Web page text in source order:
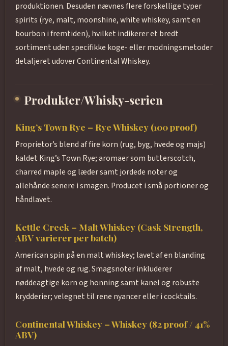
produktionen. Desuden nævnes flere forskellige typer
spirits (rye, malt, moonshine, white whiskey, samt en
bourbon i fremtiden), hvilket indikerer et bredt
sortiment uden specifikke koge- eller modningsmetoder
detaljeret udover Continental Whiskey.
Produkter/Whisky-serien
King’s Town Rye – Rye Whiskey (100 proof)
Proprietor’s blend af fire korn (rug, byg, hvede og majs)
kaldet King’s Town Rye; aromaer som butterscotch,
charred maple og læder samt jordede noter og
allehånde senere i smagen. Producet i små portioner og
håndlavet.
Kettle Creek – Malt Whiskey (Cask Strength,
ABV varierer per batch)
American spin på en malt whiskey; lavet af en blanding
af malt, hvede og rug. Smagsnoter inkluderer
nøddeagtige korn og honning samt kanel og robuste
krydderier; velegnet til rene nyancer eller i cocktails.
Continental Whiskey – Whiskey (82 proof / 41%
ABV)